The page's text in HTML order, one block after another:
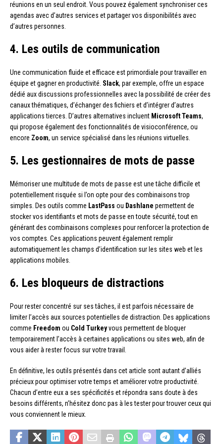
réunions en un seul endroit. Vous pouvez également synchroniser ces
agendas avec d’autres services et partager vos disponibilités avec
d’autres personnes.
4. Les outils de communication
Une communication fluide et efficace est primordiale pour travailler en
équipe et gagner en productivité. Slack, par exemple, offre un espace
dédié aux discussions professionnelles avec la possibilité de créer des
canaux thématiques, d’échanger des fichiers et d’intégrer d’autres
applications tierces. D’autres alternatives incluent Microsoft Teams,
qui propose également des fonctionnalités de visioconférence, ou
encore Zoom, un service spécialisé dans les réunions virtuelles.
5. Les gestionnaires de mots de passe
Mémoriser une multitude de mots de passe est une tâche difficile et
potentiellement risquée si l’on opte pour des combinaisons trop
simples. Des outils comme LastPass ou Dashlane permettent de
stocker vos identifiants et mots de passe en toute sécurité, tout en
générant des combinaisons complexes pour renforcer la protection de
vos comptes. Ces applications peuvent également remplir
automatiquement les champs d’identification sur les sites web et les
applications mobiles.
6. Les bloqueurs de distractions
Pour rester concentré sur ses tâches, il est parfois nécessaire de
limiter l’accès aux sources potentielles de distraction. Des applications
comme Freedom ou Cold Turkeyvous permettent de bloquer
temporairement l’accès à certaines applications ou sites web, afin de
vous aider à rester focus sur votre travail.
En définitive, les outils présentés dans cet article sont autant d’alliés
précieux pour optimiser votre temps et améliorer votre productivité.
Chacun d’entre eux a ses spécificités et répondra sans doute à des
besoins différents, n’hésitez donc pas à les tester pour trouver ceux qui
vous conviennent le mieux.